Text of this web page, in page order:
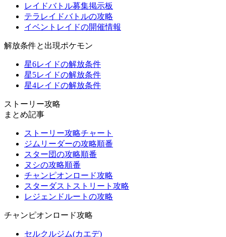
レイドバトル募集掲示板
テラレイドバトルの攻略
イベントレイドの開催情報
解放条件と出現ポケモン
星6レイドの解放条件
星5レイドの解放条件
星4レイドの解放条件
ストーリー攻略
まとめ記事
ストーリー攻略チャート
ジムリーダーの攻略順番
スター団の攻略順番
ヌシの攻略順番
チャンピオンロード攻略
スターダストストリート攻略
レジェンドルートの攻略
チャンピオンロード攻略
セルクルジム(カエデ)